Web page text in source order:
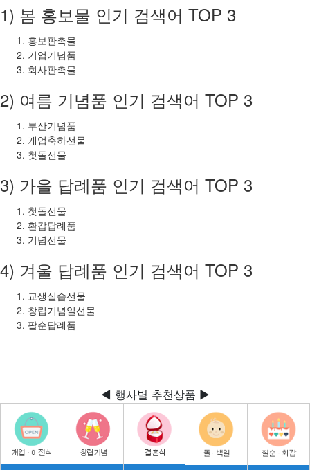
1) 봄 홍보물 인기 검색어 TOP 3
홍보판촉물
기업기념품
회사판촉물
2) 여름 기념품 인기 검색어 TOP 3
부산기념품
개업축하선물
첫돌선물
3) 가을 답례품 인기 검색어 TOP 3
첫돌선물
환갑답례품
기념선물
4) 겨울 답례품 인기 검색어 TOP 3
교생실습선물
창립기념일선물
팔순답례품
◀ 행사별 추천상품 ▶